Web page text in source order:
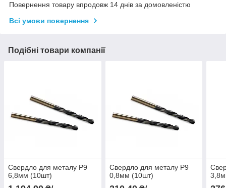
Повернення товару впродовж 14 днів за домовленістю
Всі умови повернення
Подібні товари компанії
Свердло для металу Р9
6,8мм (10шт)
Свердло для металу Р9
0,8мм (10шт)